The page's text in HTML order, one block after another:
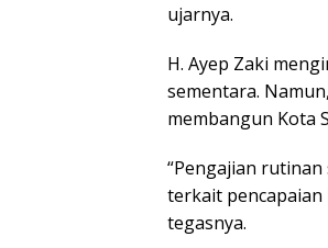
ujarnya.
H. Ayep Zaki
sementara.
membangun Kota
“Pengajian
terkait pencapaian
tegasnya.